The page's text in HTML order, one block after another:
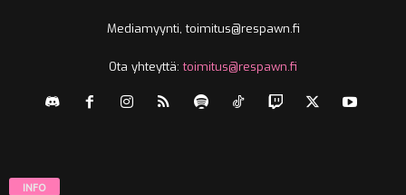
Mediamyynti, toimitus@respawn.fi
Ota yhteyttä:toimitus@respawn.fi
INFO